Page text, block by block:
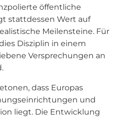
öffentliche
stattdessen Wert auf
Meilensteine. Für
Disziplin in einem
Versprechungen an
dass Europas
und
liegt. Die Entwicklung